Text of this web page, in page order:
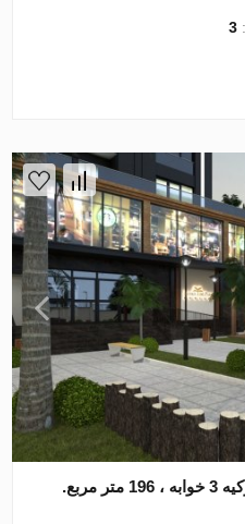
3
آپارتمان در Istanbul ، ترکیه 3 خوابه ، 196 متر مربع.